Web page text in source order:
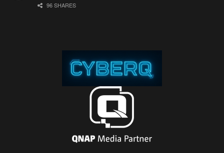
96 SHARES